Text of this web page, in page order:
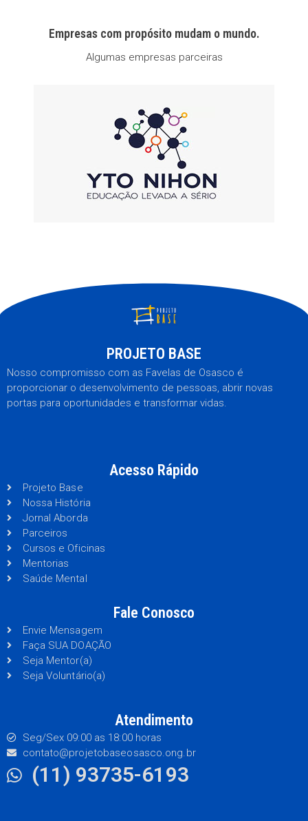
Empresas com propósito mudam o mundo.
Algumas empresas parceiras
PROJETO BASE
Nosso compromisso com as Favelas de Osasco é
proporcionar o desenvolvimento de pessoas, abrir novas
portas para oportunidades e transformar vidas.
Acesso Rápido
Projeto Base
Nossa História
Jornal Aborda
Parceiros
Cursos e Oficinas
Mentorias
Saúde Mental
Fale Conosco
Envie Mensagem
Faça SUA DOAÇÃO
Seja Mentor(a)
Seja Voluntário(a)
Atendimento
Seg/Sex 09:00 as 18:00 horas
contato@projetobaseosasco.ong.br
(11) 93735-6193